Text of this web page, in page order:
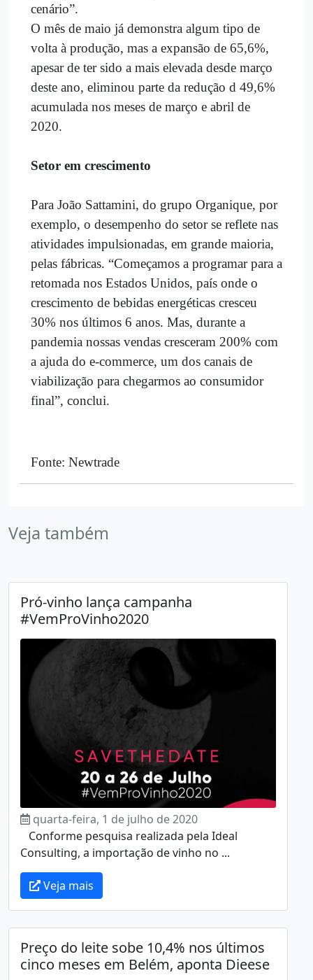
cenário”.
O mês de maio já demonstra algum tipo de
volta à produção, mas a expansão de 65,6%,
apesar de ter sido a mais elevada desde março
deste ano, eliminou parte da redução d 49,6%
acumulada nos meses de março e abril de
2020.
Setor em crescimento
Para João Sattamini, do grupo Organique, por
exemplo, o desempenho do setor se reflete nas
atividades impulsionadas, em grande maioria,
pelas fábricas. “Começamos a programar para a
retomada nos Estados Unidos, país onde o
crescimento de bebidas energéticas cresceu
30% nos últimos 6 anos. Mas, durante a
pandemia nossas vendas cresceram 200% com
a ajuda do e-commerce, um dos canais de
viabilização para chegarmos ao consumidor
final”, conclui.
Fonte: Newtrade
Veja também
Pró-vinho lança campanha
#VemProVinho2020
quarta-feira, 1 de julho de 2020
Conforme pesquisa realizada pela Ideal
Consulting, a importação de vinho no ...
Veja mais
Preço do leite sobe 10,4% nos últimos
cinco meses em Belém, aponta Dieese